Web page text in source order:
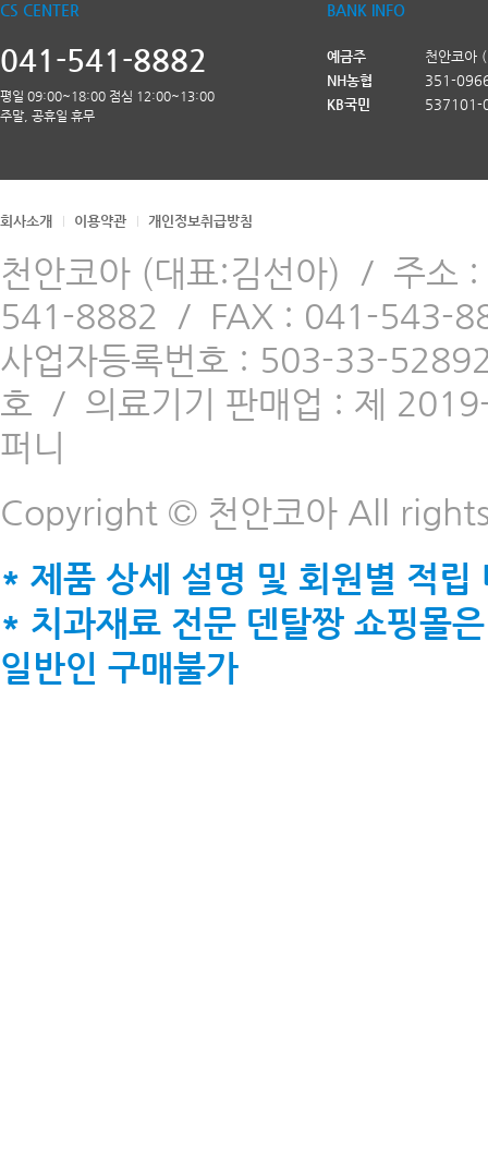
CS CENTER
041-541-8882
평일 09:00~18:00 점심 12:00~13:00
주말, 공휴일 휴무
BANK INFO
예금주
천안코아
NH농협
351-
KB국민
537101-
회사소개 이용약관 개인정보취급방침
천안코아 (대표:김선아) / 주소
541-8882 / FAX : 041-543-
사업자등록번호 : 503-33-
호 / 의료기기 판매업 : 제
퍼니
Copyright © 천안코아 All
* 제품 상세 설명 및 회원별 적
* 치과재료 전문 덴탈짱 쇼핑몰
일반인 구매불가